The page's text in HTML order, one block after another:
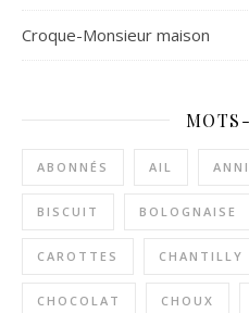
Croque-Monsieur maison
ABONNÉS AIL
BISCUIT BOLOGNAISE
CAROTTES CHANTILLY
CHOCOLAT CHOUX